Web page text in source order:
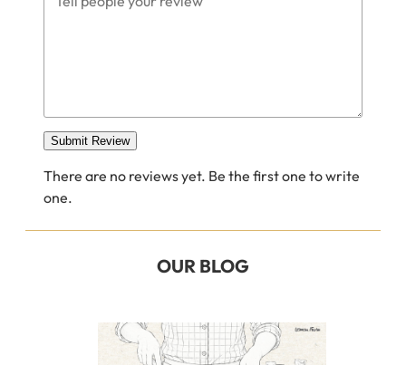
Submit Review
There are no reviews yet. Be the first one to write
one.
OUR BLOG